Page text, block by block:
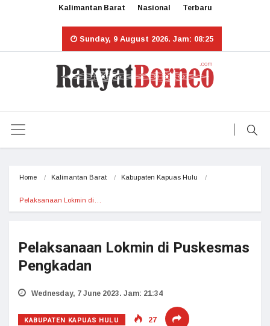
Kalimantan Barat Nasional Terbaru
Sunday, 9 August 2026. Jam: 08:25
Home Kalimantan Barat Kabupaten Kapuas Hulu
Pelaksanaan Lokmin di…
Pelaksanaan Lokmin di Puskesmas
Pengkadan
Wednesday, 7 June 2023. Jam: 21:34
KABUPATEN KAPUAS HULU 27